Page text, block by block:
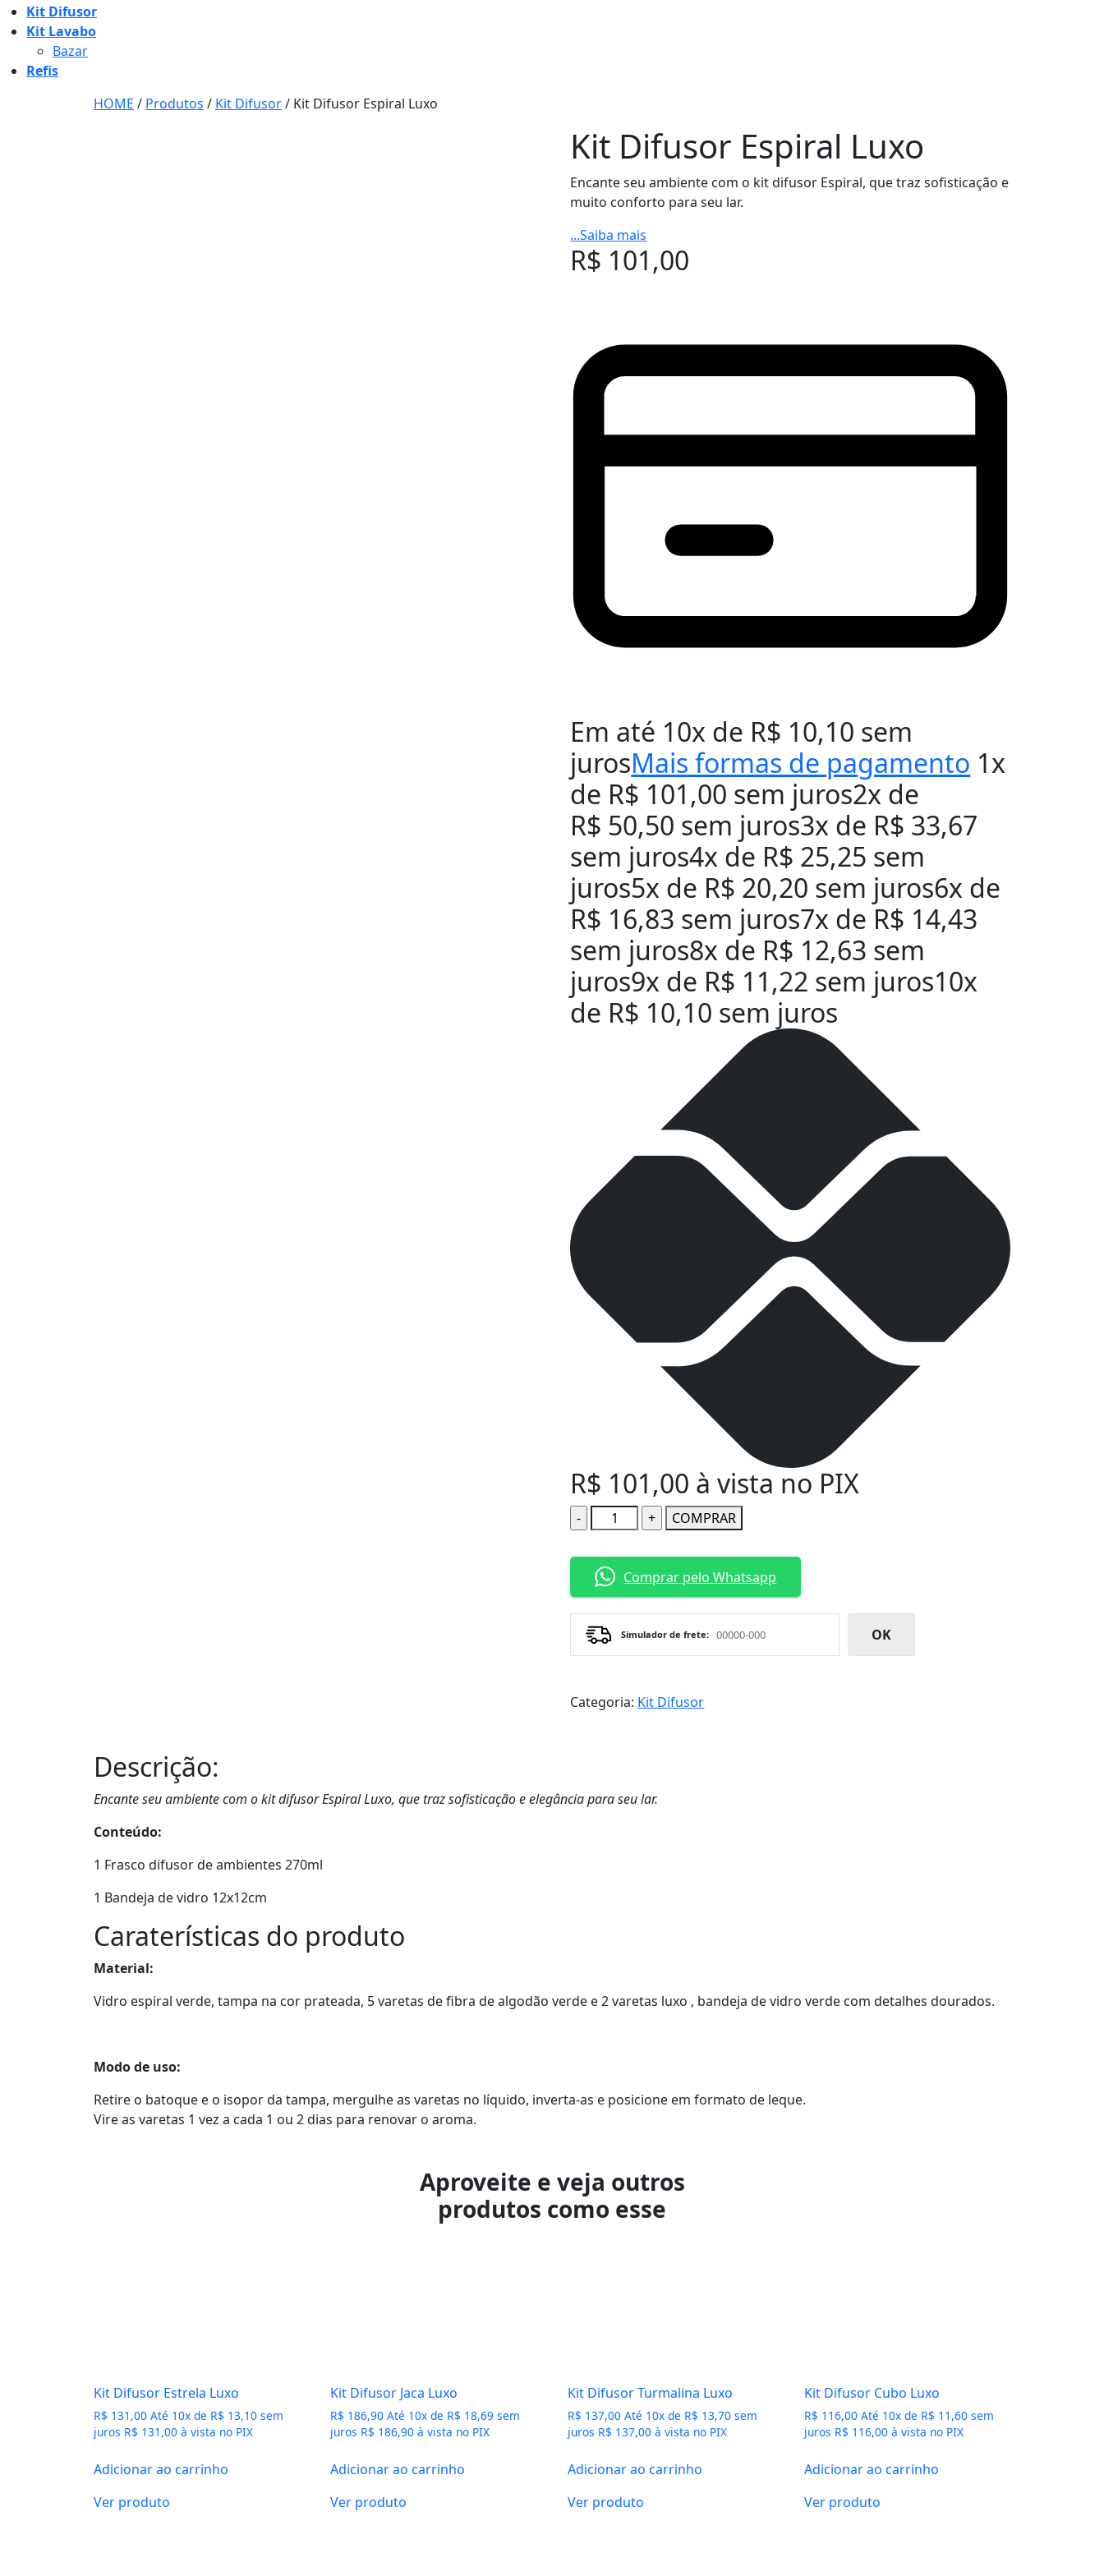
Kit Difusor
Kit Lavabo
Bazar
Refis
HOME / Produtos / Kit Difusor/ Kit Difusor Espiral Luxo
Kit Difusor Espiral Luxo
Encante seu ambiente com o kit difusor Espiral, que traz sofisticação e
muito conforto para seu lar.
...Saiba mais
R$ 101,00
Em até 10x de R$ 10,10 sem
jurosMais formas de pagamento 1x
de R$ 101,00 sem juros2x de
R$ 50,50 sem juros3x de R$ 33,67
sem juros4x de R$ 25,25 sem
juros5x de R$ 20,20 sem juros6x de
R$ 16,83 sem juros7x de R$ 14,43
sem juros8x de R$ 12,63 sem
juros9x de R$ 11,22 sem juros10x
de R$ 10,10 sem juros
R$ 101,00 à vista no PIX
Quantidade COMPRAR
Comprar pelo Whatsapp
Simulador de frete: OK
Categoria: Kit Difusor
Descrição:
Encante seu ambiente com o kit difusor Espiral Luxo, que traz sofisticação e elegância para seu lar.
Conteúdo:
1 Frasco difusor de ambientes 270ml
1 Bandeja de vidro 12x12cm
Caraterísticas do produto
Material:
Vidro espiral verde, tampa na cor prateada, 5 varetas de fibra de algodão verde e 2 varetas luxo , bandeja de vidro verde com detalhes dourados.
Modo de uso:
Retire o batoque e o isopor da tampa, mergulhe as varetas no líquido, inverta-as e posicione em formato de leque.
Vire as varetas 1 vez a cada 1 ou 2 dias para renovar o aroma.
Aproveite e veja outros
produtos como esse
Kit Difusor Estrela Luxo
R$ 131,00 Até 10x de R$ 13,10 sem
juros R$ 131,00 à vista no PIX
Adicionar ao carrinho
Ver produto
Kit Difusor Jaca Luxo
R$ 186,90 Até 10x de R$ 18,69 sem
juros R$ 186,90 à vista no PIX
Adicionar ao carrinho
Ver produto
Kit Difusor Turmalina Luxo
R$ 137,00 Até 10x de R$ 13,70sem
juros R$ 137,00 à vista no PIX
Adicionar ao carrinho
Ver produto
Kit Difusor Cubo Luxo
R$ 116,00 Até 10x de R$ 11,60 sem
juros R$ 116,00 à vista no PIX
Adicionar ao carrinho
Ver produto